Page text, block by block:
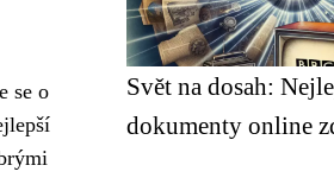
se o
Svět na dosah:
dokumenty online